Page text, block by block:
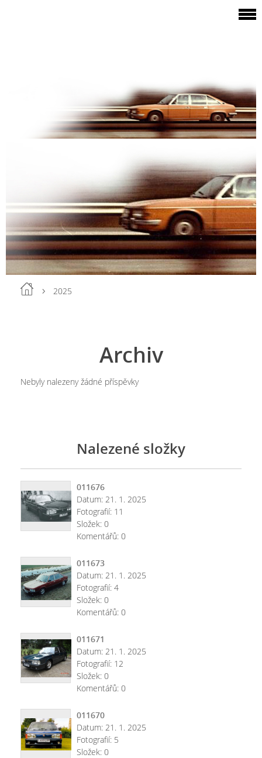
2025
Archiv
Nebyly nalezeny žádné příspěvky
Nalezené složky
011676
Datum: 21. 1. 2025
Fotografií: 11
Složek: 0
Komentářů: 0
011673
Datum: 21. 1. 2025
Fotografií: 4
Složek: 0
Komentářů: 0
011671
Datum: 21. 1. 2025
Fotografií: 12
Složek: 0
Komentářů: 0
011670
Datum: 21. 1. 2025
Fotografií: 5
Složek: 0